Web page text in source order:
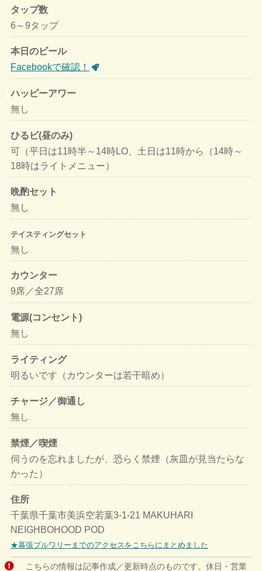
タップ数
6～9タップ
本日のビール
Facebookで確認！
ハッピーアワー
無し
ひるビ(昼のみ)
可（平日は11時半～14時LO、土日は11時から（14時～
18時はライトメニュー）
晩酌セット
無し
テイスティングセット
無し
カウンター
9席／全27席
電源(コンセント)
無し
ライティング
明るいです（カウンターは若干暗め）
チャージ／御通し
無し
禁煙／喫煙
伺うのを忘れましたが、恐らく禁煙（灰皿が見当たらな
かった）
住所
千葉県千葉市美浜空若葉3-1-21 MAKUHARI
NEIGHBOHOOD POD
★幕張ブルワリーまでのアクセスをこちらにまとめました
こちらの情報は記事作成／更新時点のものです。休日・営業